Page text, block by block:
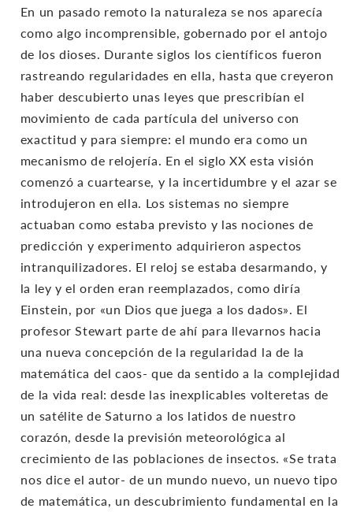
En un pasado remoto la naturaleza se nos aparecía
como algo incomprensible, gobernado por el antojo
de los dioses. Durante siglos los científicos fueron
rastreando regularidades en ella, hasta que creyeron
haber descubierto unas leyes que prescribían el
movimiento de cada partícula del universo con
exactitud y para siempre: el mundo era como un
mecanismo de relojería. En el siglo XX esta visión
comenzó a cuartearse, y la incertidumbre y el azar se
introdujeron en ella. Los sistemas no siempre
actuaban como estaba previsto y las nociones de
predicción y experimento adquirieron aspectos
intranquilizadores. El reloj se estaba desarmando, y
la ley y el orden eran reemplazados, como diría
Einstein, por «un Dios que juega a los dados». El
profesor Stewart parte de ahí para llevarnos hacia
una nueva concepción de la regularidad la de la
matemática del caos- que da sentido a la complejidad
de la vida real: desde las inexplicables volteretas de
un satélite de Saturno a los latidos de nuestro
corazón, desde la previsión meteorológica al
crecimiento de las poblaciones de insectos. «Se trata
nos dice el autor- de un mundo nuevo, un nuevo tipo
de matemática, un descubrimiento fundamental en la